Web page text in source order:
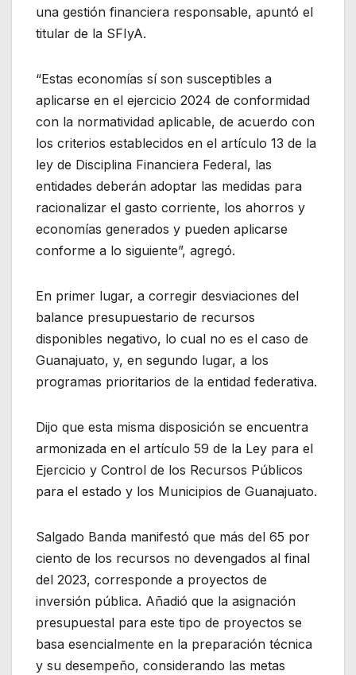
una gestión financiera responsable, apuntó el
titular de la SFIyA.
“Estas economías sí son susceptibles a
aplicarse en el ejercicio 2024 de conformidad
con la normatividad aplicable, de acuerdo con
los criterios establecidos en el artículo 13 de la
ley de Disciplina Financiera Federal, las
entidades deberán adoptar las medidas para
racionalizar el gasto corriente, los ahorros y
economías generados y pueden aplicarse
conforme a lo siguiente”, agregó.
En primer lugar, a corregir desviaciones del
balance presupuestario de recursos
disponibles negativo, lo cual no es el caso de
Guanajuato, y, en segundo lugar, a los
programas prioritarios de la entidad federativa.
Dijo que esta misma disposición se encuentra
armonizada en el artículo 59 de la Ley para el
Ejercicio y Control de los Recursos Públicos
para el estado y los Municipios de Guanajuato.
Salgado Banda manifestó que más del 65 por
ciento de los recursos no devengados al final
del 2023, corresponde a proyectos de
inversión pública. Añadió que la asignación
presupuestal para este tipo de proyectos se
basa esencialmente en la preparación técnica
y su desempeño, considerando las metas